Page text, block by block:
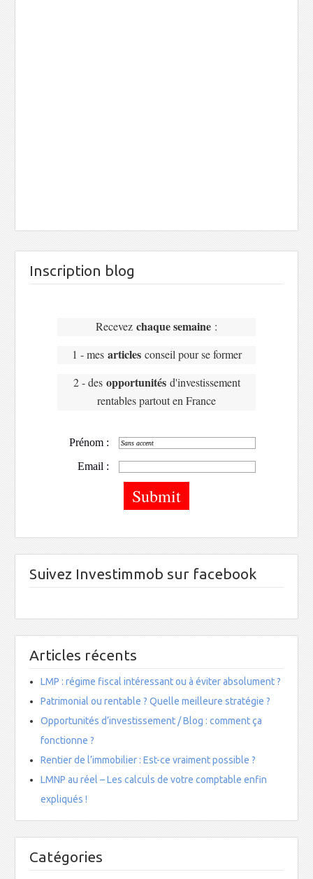
Inscription blog
Recevez chaque semaine :
1 - mes articlesconseil pour se former
2 - des opportunités d'investissement
rentables partout en France
Prénom :
Email :
Suivez Investimmob sur facebook
Articles récents
LMP : régime fiscal intéressant ou à éviter absolument ?
Patrimonial ou rentable ? Quelle meilleure stratégie ?
Opportunités d’investissement / Blog : comment ça
fonctionne ?
Rentier de l’immobilier : Est-ce vraiment possible ?
LMNP au réel – Les calculs de votre comptable enfin
expliqués !
Catégories